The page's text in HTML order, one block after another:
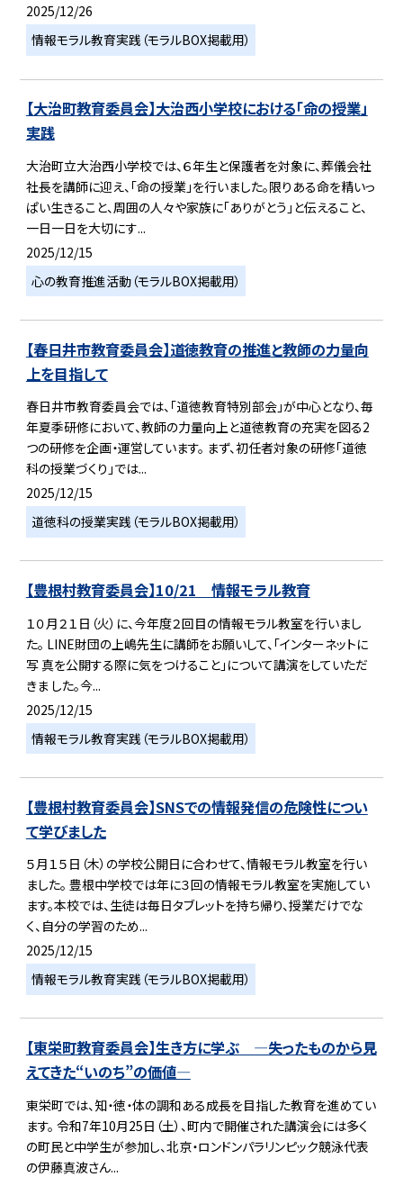
2025/12/26
情報モラル教育実践（モラルBOX掲載用）
【大治町教育委員会】大治西小学校における「命の授業」
実践
大治町立大治西小学校では、６年生と保護者を対象に、葬儀会社
社長を講師に迎え、「命の授業」を行いました。限りある命を精いっ
ぱい生きること、周囲の人々や家族に「ありがとう」と伝えること、
一日一日を大切にす...
2025/12/15
心の教育推進活動（モラルBOX掲載用）
【春日井市教育委員会】道徳教育の推進と教師の力量向
上を目指して
春日井市教育委員会では、「道徳教育特別部会」が中心となり、毎
年夏季研修において、教師の力量向上と道徳教育の充実を図る2
つの研修を企画・運営しています。 まず、初任者対象の研修「道徳
科の授業づくり」では...
2025/12/15
道徳科の授業実践（モラルBOX掲載用）
【豊根村教育委員会】10/21 情報モラル教育
１０月２１日（火）に、今年度２回目の情報モラル教室を行いまし
た。 LINE財団の上嶋先生に講師をお願いして、「インターネットに
写 真を公開する際に気をつけること」について講演をしていただ
きま した。今...
2025/12/15
情報モラル教育実践（モラルBOX掲載用）
【豊根村教育委員会】SNSでの情報発信の危険性につい
て学びました
５月１５日（木）の学校公開日に合わせて、情報モラル教室を行い
ました。 豊根中学校では年に３回の情報モラル教室を実施してい
ます。本校では、生徒は毎日タブレットを持ち帰り、授業だけでな
く、自分の学習のため...
2025/12/15
情報モラル教育実践（モラルBOX掲載用）
【東栄町教育委員会】生き方に学ぶ ―失ったものから見
えてきた“いのち”の価値―
東栄町では、知・徳・体の調和ある成長を目指した教育を進めてい
ます。 令和7年10月25日（土）、町内で開催された講演会には多く
の町民と中学生が参加し、北京・ロンドンパラリンピック競泳代表
の伊藤真波さん...